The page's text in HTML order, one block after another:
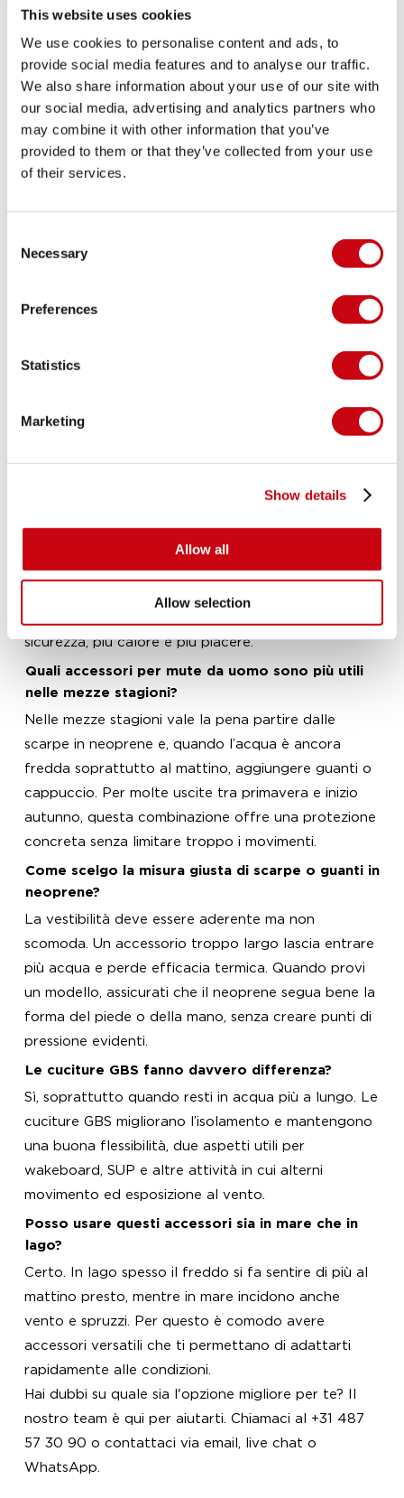
This website uses cookies
We use cookies to personalise content and ads, to
provide social media features and to analyse our traffic.
We also share information about your use of our site with
our social media, advertising and analytics partners who
may combine it with other information that you’ve
provided to them or that they’ve collected from your use
of their services.
Selection
Necessary
Preferences
Statistics
Marketing
Show details
Allow all
Allow selection
protezione senza irrigidire i movimenti, così la
pagaia, la tavola o la corda restano sempre sotto
controllo. In generale, una vestibilità aderente è la
scelta migliore perché riduce lo spazio in cui l’acqua
può circolare e aiuta a trattenere il calore corporeo.
Una gamma ampia per ogni livello e budget
Jobe rende gli sport acquatici accessibili da oltre 50
collezione. Che tu stia iniziando con dei semplici
giornate più fredde, un cappuccio per ripararti dal
muta, trovi soluzioni adatte a esigenze diverse e a
uomo giusti, anche le condizioni meno ideali
Perché acquistare da Jobe
dopo stagione. Jobe sviluppa prodotti per chi ama
un’attenzione particolare a comfort e praticità.
Sfoglia la categoria, confronta i modelli e scegli gli
sicurezza, più calore e più piacere.
Quali accessori per mute da uomo sono più utili
nelle mezze stagioni?
Nelle mezze stagioni vale la pena partire dalle
scarpe in neoprene e, quando l’acqua è ancora
fredda soprattutto al mattino, aggiungere guanti o
cappuccio. Per molte uscite tra primavera e inizio
autunno, questa combinazione offre una protezione
concreta senza limitare troppo i movimenti.
Come scelgo la misura giusta di scarpe o guanti in
neoprene?
La vestibilità deve essere aderente ma non
scomoda. Un accessorio troppo largo lascia entrare
più acqua e perde efficacia termica. Quando provi
un modello, assicurati che il neoprene segua bene la
forma del piede o della mano, senza creare punti di
pressione evidenti.
Le cuciture GBS fanno davvero differenza?
Sì, soprattutto quando resti in acqua più a lungo. Le
cuciture GBS migliorano l’isolamento e mantengono
una buona flessibilità, due aspetti utili per
wakeboard, SUP e altre attività in cui alterni
movimento ed esposizione al vento.
Posso usare questi accessori sia in mare che in
lago?
Certo. In lago spesso il freddo si fa sentire di più al
mattino presto, mentre in mare incidono anche
vento e spruzzi. Per questo è comodo avere
accessori versatili che ti permettano di adattarti
rapidamente alle condizioni.
Hai dubbi su quale sia l'opzione migliore per te? Il
nostro team è qui per aiutarti. Chiamaci al +31 487
57 30 90 o contattaci via email, live chat o
WhatsApp.